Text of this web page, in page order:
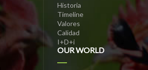
Historia
Timeline
Valores
Calidad
I+D+i
OUR WORLD